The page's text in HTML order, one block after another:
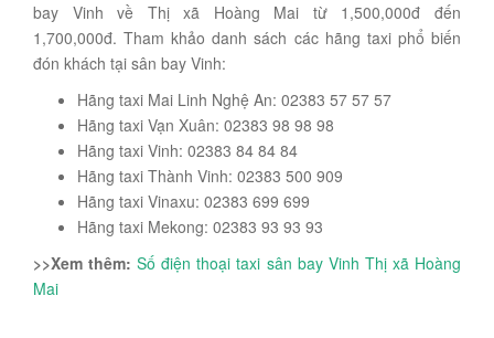
bay Vinh về Thị xã Hoàng Mai từ 1,500,000đ đến
1,700,000đ. Tham khảo danh sách các hãng taxi phổ biến
đón khách tại sân bay Vinh:
Hãng taxi Mai Linh Nghệ An: 02383 57 57 57
Hãng taxi Vạn Xuân: 02383 98 98 98
Hãng taxi Vinh: 02383 84 84 84
Hãng taxi Thành Vinh: 02383 500 909
Hãng taxi Vinaxu: 02383 699 699
Hãng taxi Mekong: 02383 93 93 93
>>Xem thêm: Số điện thoại taxi sân bay Vinh Thị xã Hoàng
Mai